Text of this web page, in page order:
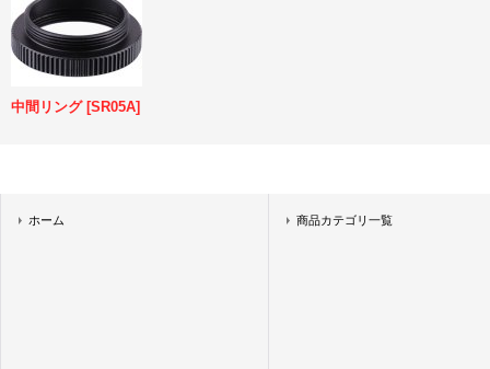
中間リング [SR05A]
ホーム 商品カテゴリ一覧